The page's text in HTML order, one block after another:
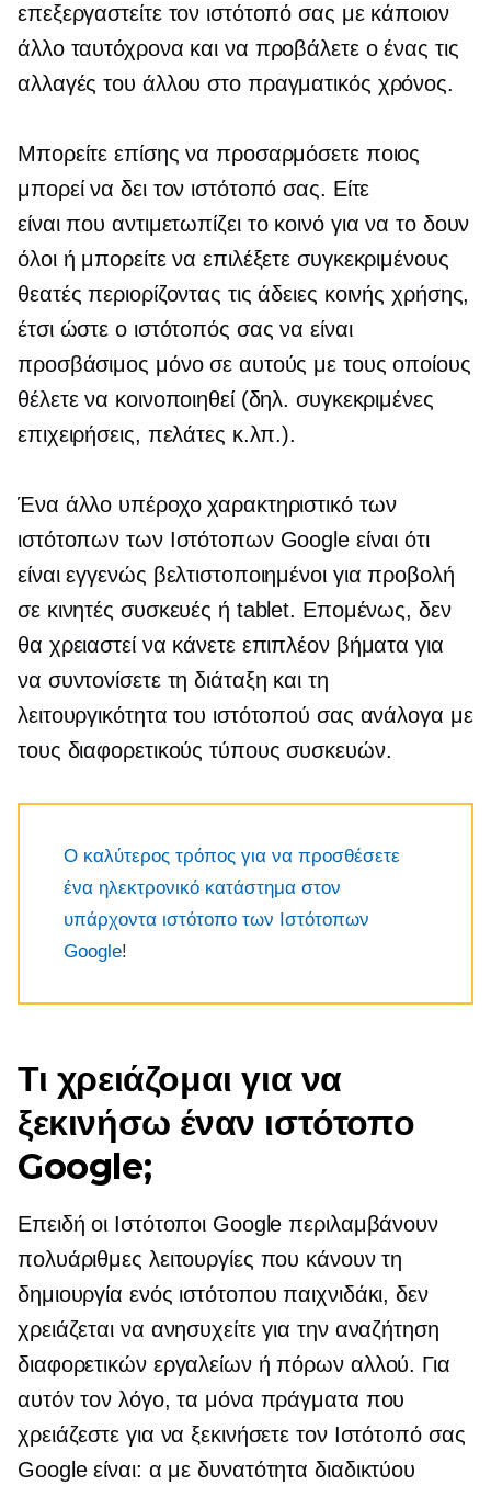
επεξεργαστείτε τον ιστότοπό σας με κάποιον
άλλο ταυτόχρονα και να προβάλετε ο ένας τις
αλλαγές του άλλου στο πραγματικός χρόνος.
Μπορείτε επίσης να προσαρμόσετε ποιος
μπορεί να δει τον ιστότοπό σας. Είτε
είναιπου αντιμετωπίζει το κοινόγια να το δουν
όλοι ή μπορείτε να επιλέξετε συγκεκριμένους
θεατές περιορίζοντας τις άδειες κοινής χρήσης,
έτσι ώστε ο ιστότοπός σας να είναι
προσβάσιμος μόνο σε αυτούς με τους οποίους
θέλετε να κοινοποιηθεί (δηλ. συγκεκριμένες
επιχειρήσεις, πελάτες κ.λπ.).
Ένα άλλο υπέροχο χαρακτηριστικό των
ιστότοπων των Ιστότοπων Google είναι ότι
είναι εγγενώς βελτιστοποιημένοι για προβολή
σε κινητές συσκευές ή tablet. Επομένως, δεν
θα χρειαστεί να κάνετε επιπλέον βήματα για
να συντονίσετε τη διάταξη και τη
λειτουργικότητα του ιστότοπού σας ανάλογα με
τους διαφορετικούς τύπους συσκευών.
Ο καλύτερος τρόπος για να προσθέσετε
ένα ηλεκτρονικό κατάστημα στον
υπάρχοντα ιστότοπο των Ιστότοπων
Google!
Τι χρειάζομαι για να
ξεκινήσω έναν ιστότοπο
Google;
Επειδή οι Ιστότοποι Google περιλαμβάνουν
πολυάριθμες λειτουργίες που κάνουν τη
δημιουργία ενός ιστότοπου παιχνιδάκι, δεν
χρειάζεται να ανησυχείτε για την αναζήτηση
διαφορετικών εργαλείων ή πόρων αλλού. Για
αυτόν τον λόγο, τα μόνα πράγματα που
χρειάζεστε για να ξεκινήσετε τον Ιστότοπό σας
Google είναι: α με δυνατότητα διαδικτύου